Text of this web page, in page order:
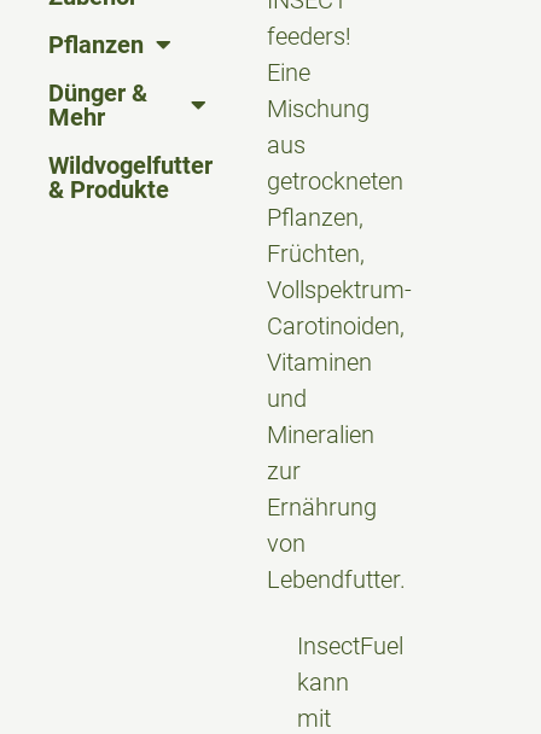
Pflanzen
Dünger &
Mehr
Wildvogelfutter
& Produkte
feeders!
Eine
Mischung
aus
getrockneten
Pflanzen,
Früchten,
Vollspektrum-
Carotinoiden,
Vitaminen
und
Mineralien
zur
Ernährung
von
Lebendfutter.
InsectFuel
kann
mit